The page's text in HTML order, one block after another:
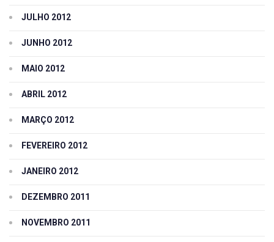
JULHO 2012
JUNHO 2012
MAIO 2012
ABRIL 2012
MARÇO 2012
FEVEREIRO 2012
JANEIRO 2012
DEZEMBRO 2011
NOVEMBRO 2011